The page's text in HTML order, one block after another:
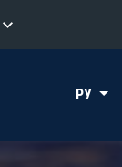
РУ